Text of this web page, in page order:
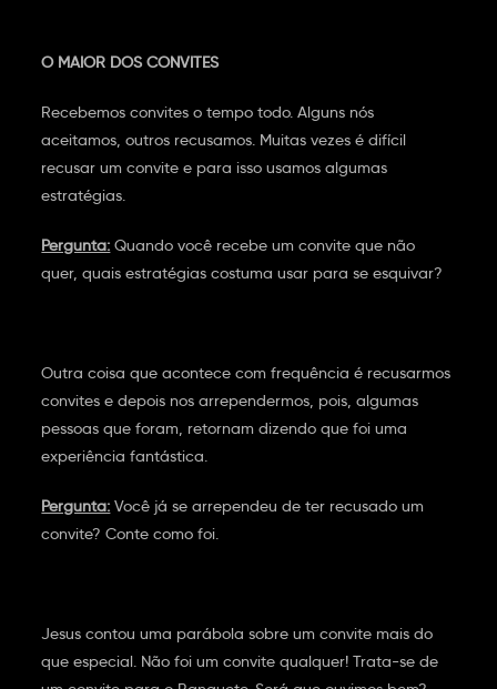
O MAIOR DOS CONVITES
Recebemos convites o tempo todo. Alguns nós
aceitamos, outros recusamos. Muitas vezes é difícil
recusar um convite e para isso usamos algumas
estratégias.
Pergunta: Quando você recebe um convite que não
quer, quais estratégias costuma usar para se esquivar?
Outra coisa que acontece com frequência é recusarmos
convites e depois nos arrependermos, pois, algumas
pessoas que foram, retornam dizendo que foi uma
experiência fantástica.
Pergunta: Você já se arrependeu de ter recusado um
convite? Conte como foi.
Jesus contou uma parábola sobre um convite mais do
que especial. Não foi um convite qualquer! Trata-se de